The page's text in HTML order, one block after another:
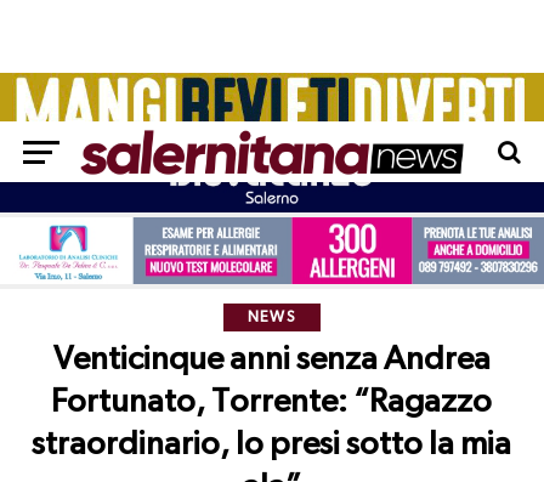
NEWS
Venticinque anni senza Andrea
Fortunato, Torrente: “Ragazzo
straordinario, lo presi sotto la mia